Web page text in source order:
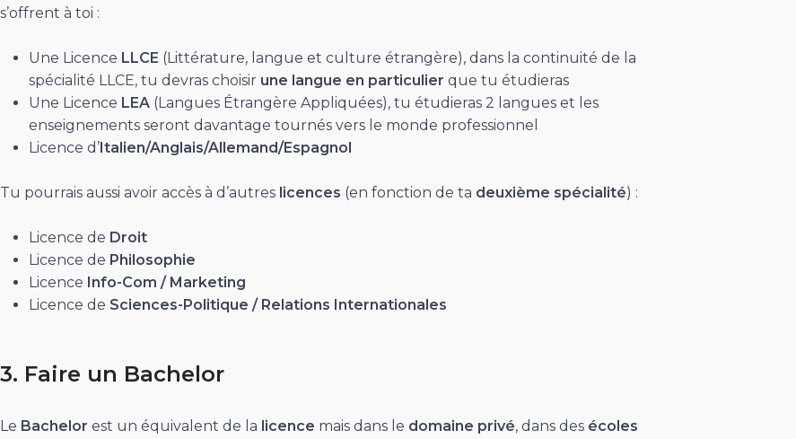
s’offrent à toi :
Une Licence LLCE (Littérature, langue et culture étrangère), dans la continuité de la
spécialité LLCE, tu devras choisir une langue en particulier que tu étudieras
Une Licence LEA (Langues Étrangère Appliquées), tu étudieras 2 langues et les
enseignements seront davantage tournés vers le monde professionnel
Licence d’Italien/Anglais/Allemand/Espagnol
Tu pourrais aussi avoir accès à d’autres licences (en fonction de ta deuxième spécialité) :
Licence de Droit
Licence de Philosophie
Licence Info-Com / Marketing
Licence de Sciences-Politique / Relations Internationales
3. Faire un Bachelor
Le Bachelor est un équivalent de la licence mais dans le domaine privé, dans des écoles